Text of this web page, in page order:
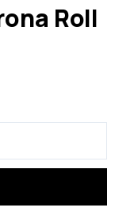
Roll